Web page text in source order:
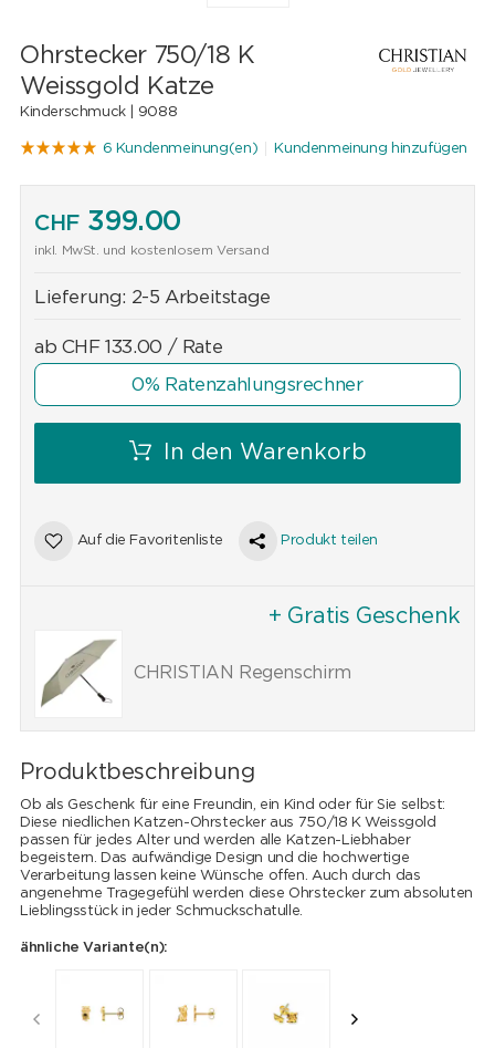
Ohrstecker 750/18 K
Weissgold Katze
Kinderschmuck | 9088
6 Kundenmeinung(en) Kundenmeinung hinzufügen
CHF399.00
inkl. MwSt. und kostenlosem Versand
Lieferung: 2-5 Arbeitstage
ab CHF133.00 / Rate
0% Ratenzahlungsrechner
In den Warenkorb
Auf die Favoritenliste Produkt teilen
+ Gratis Geschenk
CHRISTIAN Regenschirm
Produktbeschreibung
Ob als Geschenk für eine Freundin, ein Kind oder für Sie selbst:
Diese niedlichen Katzen-Ohrstecker aus 750/18 K Weissgold
passen für jedes Alter und werden alle Katzen-Liebhaber
begeistern. Das aufwändige Design und die hochwertige
Verarbeitung lassen keine Wünsche offen. Auch durch das
angenehme Tragegefühl werden diese Ohrstecker zum absoluten
Lieblingsstück in jeder Schmuckschatulle.
ähnliche Variante(n):